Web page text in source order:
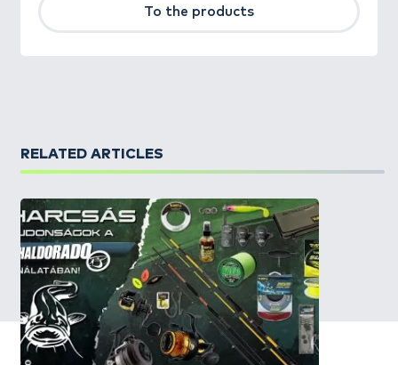
To the products
RELATED ARTICLES